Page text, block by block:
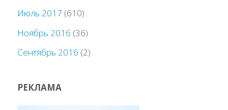
Июль 2017 (610)
Ноябрь 2016 (36)
Сентябрь 2016 (2)
РЕКЛАМА